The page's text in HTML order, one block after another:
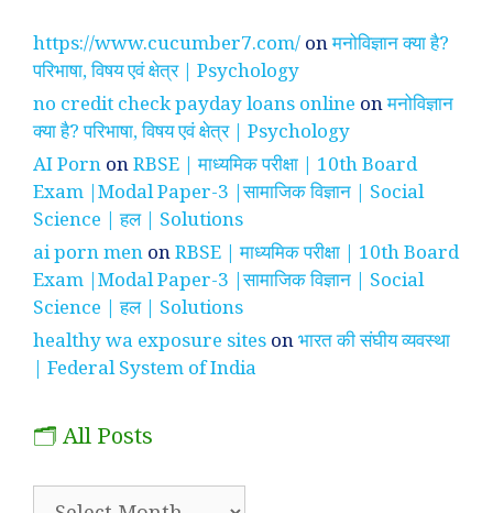
https://www.cucumber7.com/ onमनोविज्ञान क्या है?
परिभाषा, विषय एवं क्षेत्र | Psychology
no credit check payday loans online onमनोविज्ञान
क्या है? परिभाषा, विषय एवं क्षेत्र | Psychology
AI Porn onRBSE | माध्यमिक परीक्षा | 10th Board
Exam |Modal Paper-3 |सामाजिक विज्ञान | Social
Science | हल | Solutions
ai porn men onRBSE | माध्यमिक परीक्षा | 10th Board
Exam |Modal Paper-3 |सामाजिक विज्ञान | Social
Science | हल | Solutions
healthy wa exposure sites onभारत की संघीय व्यवस्था
| Federal System of India
🗂️ All Posts